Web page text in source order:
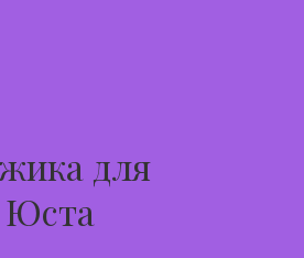
для
Юста